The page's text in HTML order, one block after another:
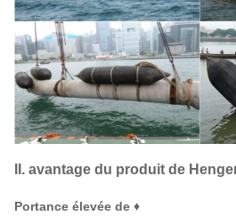
II. avantage du produit de
Portance élevée de ♦